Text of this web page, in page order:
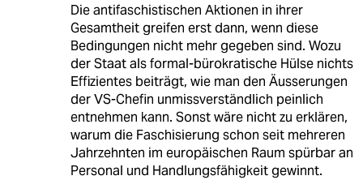
Die antifaschistischen Aktionen in ihrer
Gesamtheit greifen erst dann, wenn diese
Bedingungen nicht mehr gegeben sind. Wozu
der Staat als formal-bürokratische Hülse nichts
Effizientes beiträgt, wie man den Äusserungen
der VS-Chefin unmissverständlich peinlich
entnehmen kann. Sonst wäre nicht zu erklären,
warum die Faschisierung schon seit mehreren
Jahrzehnten im europäischen Raum spürbar an
Personal und Handlungsfähigkeit gewinnt.